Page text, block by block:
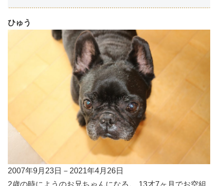
ひゅう
2007年9月23日－2021年4月26日